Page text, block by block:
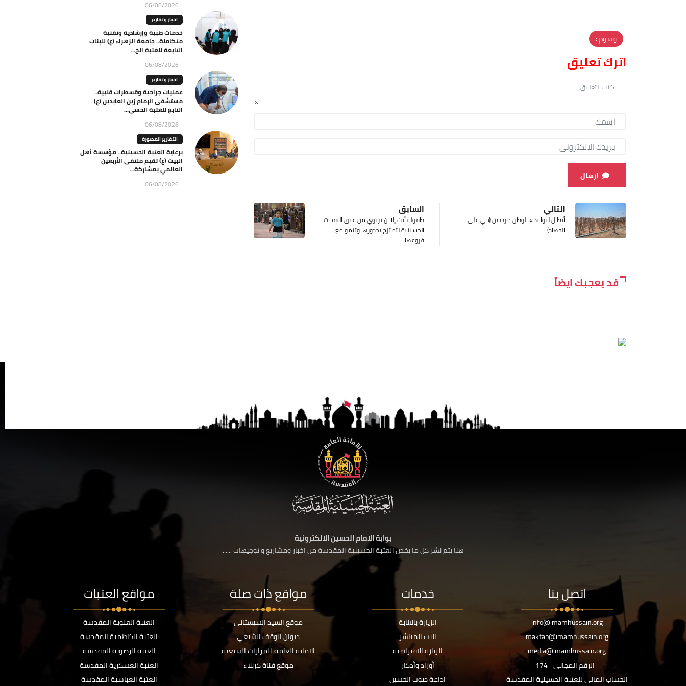
وسوم :
اترك تعليق
ارسال
السابق
طفولة أبت إلا ان ترتوي من عبق النفحات
الحسينية لتمتزج بجذورها وتنمو مع
فروعها
التالي
أبطال لبوا نداء الوطن مرددين (حي على
الجهاد)
قد يعجبك ايضاً
06/08/2026
اخبار وتقارير
خدمات طبية وإرشادية وتقنية
متكاملة.. جامعة الزهراء (ع) للبنات
التابعة للعتبة الح...
06/08/2026
اخبار وتقارير
عمليات جراحية وقسطرات قلبية..
مستشفى الإمام زين العابدين (ع)
التابع للعتبة الحسي...
06/08/2026
التقارير المصورة
برعاية العتبة الحسينية.. مؤسسة أهل
البيت (ع) تقيم ملتقى الأربعين
العالمي بمشاركة...
06/08/2026
بوابة الامام الحسين الالكترونية
هنا يتم نشر كل ما يخص العتبة الحسينية المقدسة من اخبار ومشاريع و توجيهات ......
اتصل بنا
info@imamhussain.org
maktab@imamhussain.org
media@imamhussain.org
الرقم المجاني 174
الحساب المالي للعتبة الحسينية المقدسة
خدمات
الزيارة بالانابة
البث المباشر
الزيارة الافتراضية
أوراد وأذكار
اذاعة صوت الحسين
مواقع ذات صلة
موقع السيد السيستاني
ديوان الوقف الشيعي
الامانة العامة للمزارات الشيعية
موقع قناة كربلاء
مواقع العتبات
العتبة العلوية المقدسة
العتبة الكاظمية المقدسة
العتبة الرضوية المقدسة
العتبة العسكرية المقدسة
العتبة العباسية المقدسة